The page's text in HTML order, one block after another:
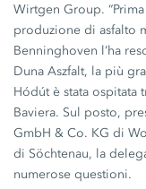
Wirtgen Group.
produzione di asfalto
Benninghoven l’ha
Duna Aszfalt, la più
Hódút è stata
Baviera. Sul posto,
GmbH & Co. KG di
di Söchtenau, la
numerose questioni.